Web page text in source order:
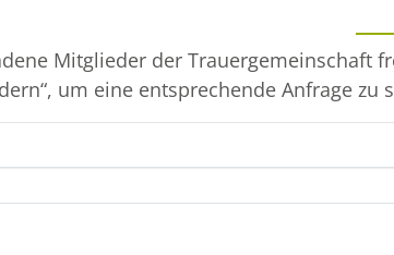
Mitglieder der Trauergemeinschaft
um eine entsprechende Anfrage zu